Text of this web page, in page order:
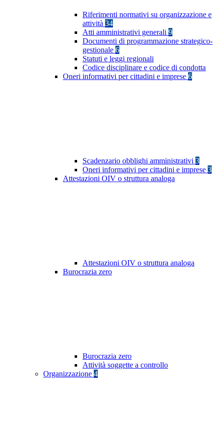
Riferimenti normativi su organizzazione e
attività 34
Atti amministrativi generali 9
Documenti di programmazione strategico-
gestionale 6
Statuti e leggi regionali
Codice disciplinare e codice di condotta
Oneri informativi per cittadini e imprese 6
Scadenzario obblighi amministrativi 3
Oneri informativi per cittadini e imprese 3
Attestazioni OIV o struttura analoga
Attestazioni OIV o struttura analoga
Burocrazia zero
Burocrazia zero
Attività soggette a controllo
Organizzazione 4